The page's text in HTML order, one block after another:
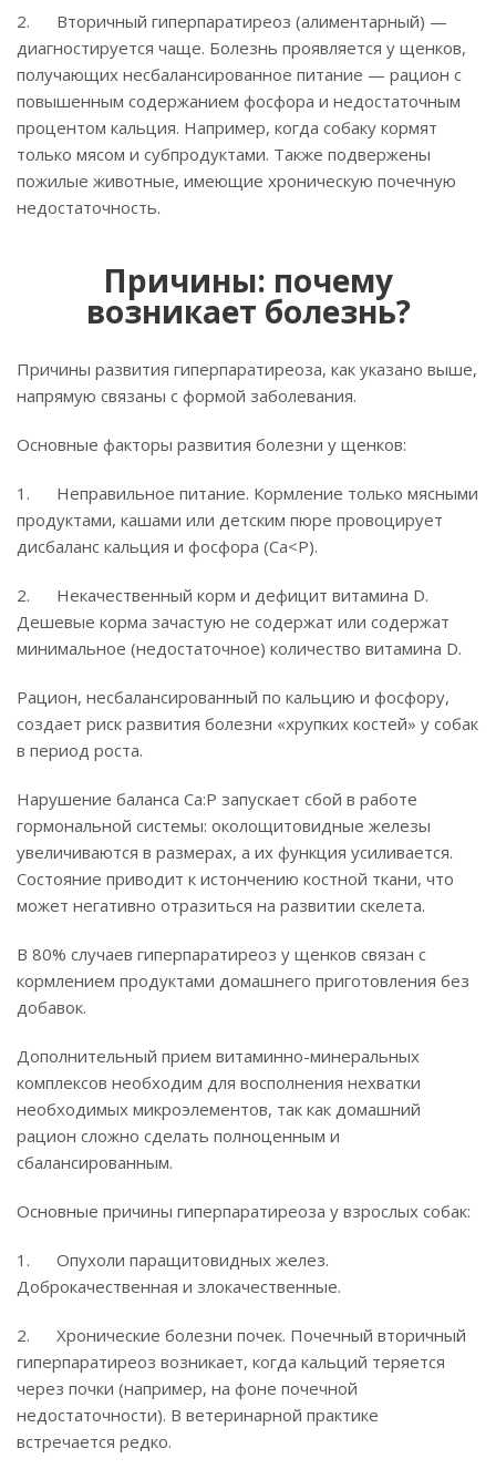
2. Вторичный гиперпаратиреоз (алиментарный) —
диагностируется чаще. Болезнь проявляется у щенков,
получающих несбалансированное питание — рацион с
повышенным содержанием фосфора и недостаточным
процентом кальция. Например, когда собаку кормят
только мясом и субпродуктами. Также подвержены
пожилые животные, имеющие хроническую почечную
недостаточность.
Причины: почему
возникает болезнь?
Причины развития гиперпаратиреоза, как указано выше,
напрямую связаны с формой заболевания.
Основные факторы развития болезни у щенков:
1. Неправильное питание. Кормление только мясными
продуктами, кашами или детским пюре провоцирует
дисбаланс кальция и фосфора (Ca<P).
2. Некачественный корм и дефицит витамина D.
Дешевые корма зачастую не содержат или содержат
минимальное (недостаточное) количество витамина D.
Рацион, несбалансированный по кальцию и фосфору,
создает риск развития болезни «хрупких костей» у собак
в период роста.
Нарушение баланса Ca:P запускает сбой в работе
гормональной системы: околощитовидные железы
увеличиваются в размерах, а их функция усиливается.
Состояние приводит к истончению костной ткани, что
может негативно отразиться на развитии скелета.
В 80% случаев гиперпаратиреоз у щенков связан с
кормлением продуктами домашнего приготовления без
добавок.
Дополнительный прием витаминно-минеральных
комплексов необходим для восполнения нехватки
необходимых микроэлементов, так как домашний
рацион сложно сделать полноценным и
сбалансированным.
Основные причины гиперпаратиреоза у взрослых собак:
1. Опухоли паращитовидных желез.
Доброкачественная и злокачественные.
2. Хронические болезни почек. Почечный вторичный
гиперпаратиреоз возникает, когда кальций теряется
через почки (например, на фоне почечной
недостаточности). В ветеринарной практике
встречается редко.